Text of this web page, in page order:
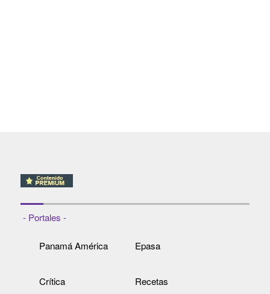
- Portales -
Panamá América Epasa
Crítica Recetas